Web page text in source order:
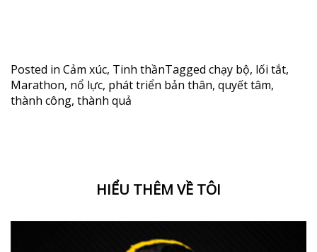
Posted in Cảm xúc, Tinh thầnTagged chạy bộ, lối tắt,
Marathon, nổ lực, phát triển bản thân, quyết tâm,
thành công, thành quả
HIỂU THÊM VỀ TÔI